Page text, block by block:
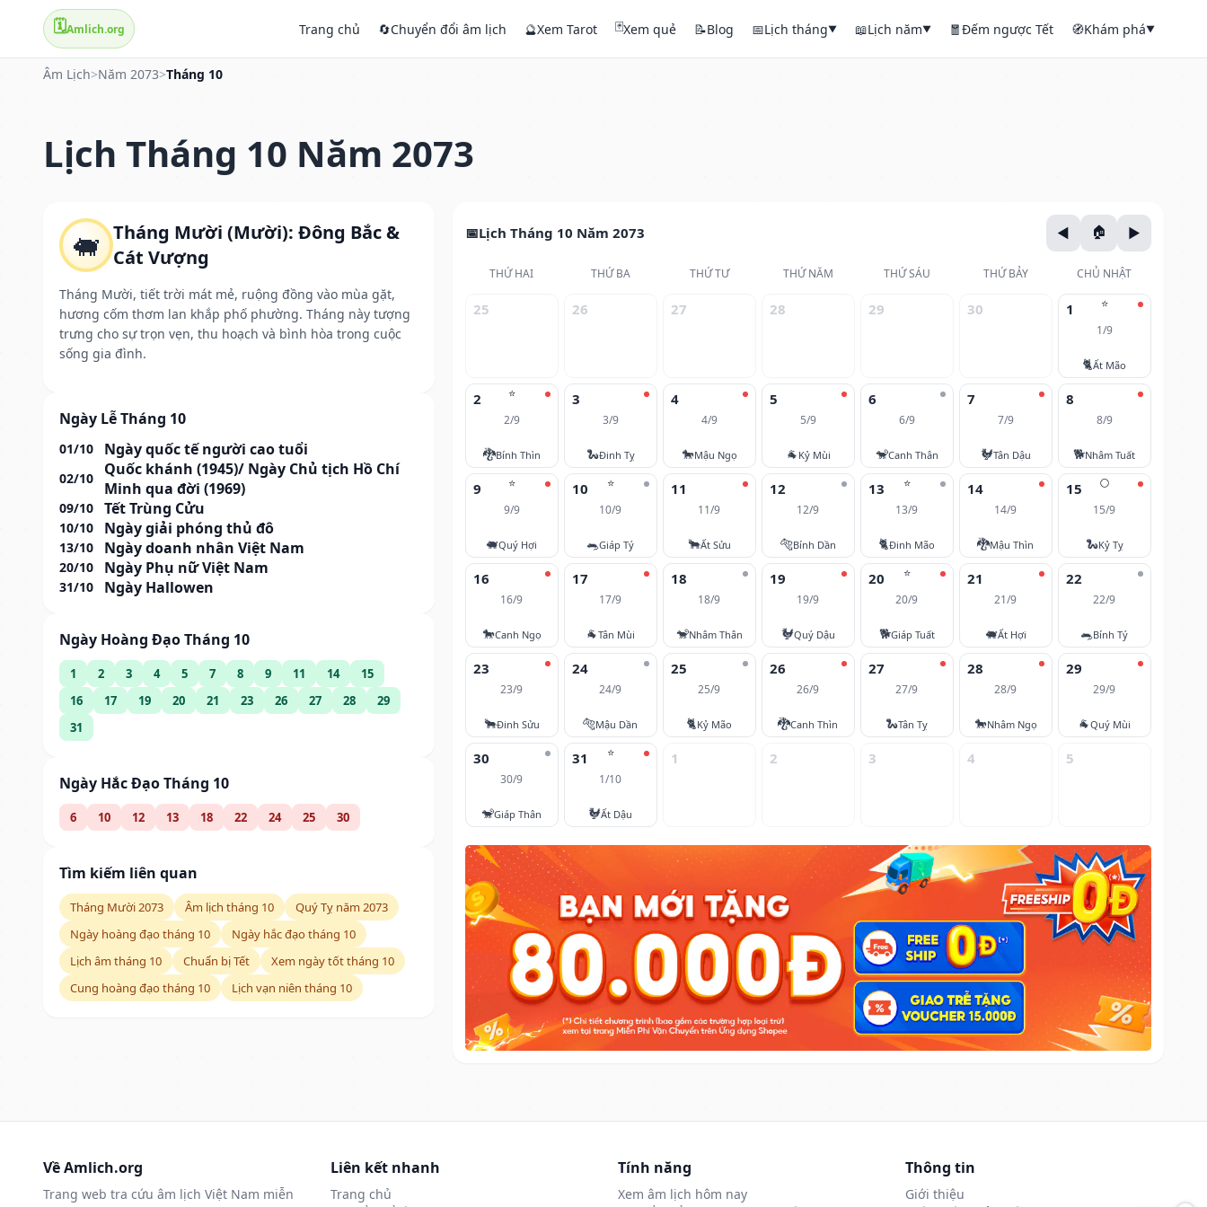
🗓️Amlich.org Trang chủ 🔄Chuyển đổi âm lịch 🔮Xem Tarot 🃏Xem quẻ 📝Blog 📅Lịch tháng▼ 📖Lịch năm▼ 🧧Đếm ngược Tết 🧭Khám phá▼
Âm Lịch>Năm 2073>Tháng 10
Lịch Tháng 10 Năm 2073
🐖 Tháng Mười (Mười): Đông Bắc &
Cát Vượng
Tháng Mười, tiết trời mát mẻ, ruộng đồng vào mùa gặt,
hương cốm thơm lan khắp phố phường. Tháng này tượng
trưng cho sự trọn vẹn, thu hoạch và bình hòa trong cuộc
sống gia đình.
Ngày Lễ Tháng 10
01/10 Ngày quốc tế người cao tuổi
02/10
Quốc khánh (1945)/ Ngày Chủ tịch Hồ Chí
Minh qua đời (1969)
09/10 Tết Trùng Cửu
10/10 Ngày giải phóng thủ đô
13/10 Ngày doanh nhân Việt Nam
20/10 Ngày Phụ nữ Việt Nam
31/10 Ngày Hallowen
Ngày Hoàng Đạo Tháng 10
1 2 3 4 5 7 8 9 11 14
15
16
17 19 20 21 23 26 27 28
29
31
Ngày Hắc Đạo Tháng 10
6 10 12 13 18 22 24 25 30
Tìm kiếm liên quan
Tháng Mười 2073 Âm lịch tháng 10
Quý Tỵ năm 2073
Ngày hoàng đạo tháng 10
Ngày hắc đạo tháng 10
Lịch âm tháng 10
Chuẩn bị Tết
Xem ngày tốt tháng 10
Cung hoàng đạo tháng 10
Lịch vạn niên tháng 10
Lịch Tháng 10 Năm 2073
THỨ HAI THỨ BA THỨ TƯ THỨ NĂM THỨ SÁU THỨ BẢY CHỦ NHẬT
25 26 27 28 29 30 ⭐
1
1/9
🐈Ất Mão
⭐
2
2/9
🐉Bính Thìn
3
3/9
🐍Đinh Tỵ
4
4/9
🐎Mậu Ngọ
5
5/9
🐐 Kỷ Mùi
6
6/9
🐒Canh Thân
7
7/9
🐓Tân Dậu
8
8/9
🐕Nhâm Tuất
⭐
9
9/9
🐖Quý Hợi
⭐
10
10/9
🐀Giáp Tý
11
11/9
🐂Ất Sửu
12
12/9
🐅Bính Dần
⭐
13
13/9
🐈Đinh Mão
14
14/9
🐉Mậu Thìn
🌕
15
15/9
🐍Kỷ Tỵ
16
16/9
🐎Canh Ngọ
17
17/9
🐐Tân Mùi
18
18/9
🐒Nhâm Thân
19
19/9
🐓Quý Dậu
⭐
20
20/9
🐕Giáp Tuất
21
21/9
🐖Ất Hợi
22
22/9
🐀Bính Tý
23
23/9
🐂Đinh Sửu
24
24/9
🐅Mậu Dần
25
25/9
🐈Kỷ Mão
26
26/9
🐉Canh Thìn
27
27/9
🐍Tân Tỵ
28
28/9
🐎Nhâm Ngọ
29
29/9
🐐Quý Mùi
30
30/9
🐒Giáp Thân
⭐
31
1/10
🐓Ất Dậu
1 2 3 4 5
Về Amlich.org
Trang web tra cứu âm lịch Việt Nam miễn
Liên kết nhanh
Trang chủ
Tính năng
Xem âm lịch hôm nay
Thông tin
Giới thiệu